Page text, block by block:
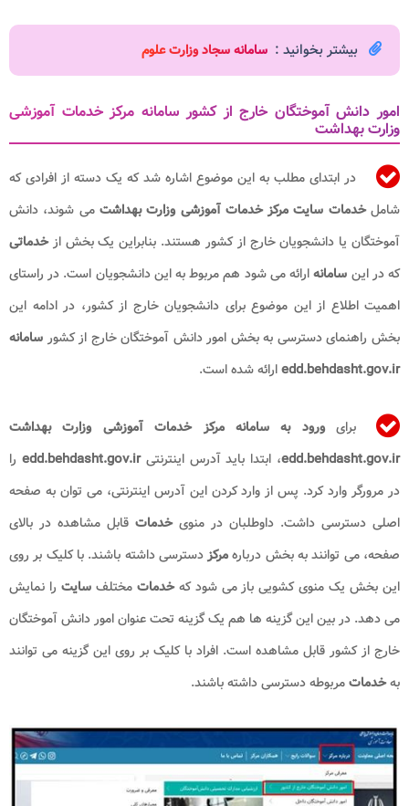
بیشتر بخوانید : سامانه سجاد وزارت علوم
امور دانش آموختگان خارج از کشور سامانه مرکز خدمات آموزشی
وزارت بهداشت
در ابتدای مطلب به این موضوع اشاره شد که یک دسته از افرادی که
شاملخدمات سایت مرکز خدمات آموزشی وزارت بهداشت می شوند، دانش
آموختگان یا دانشجویان خارج از کشور هستند. بنابراین یک بخش ازخدماتی
که در این سامانهارائه می شود هم مربوط به این دانشجویان است. در راستای
اهمیت اطلاع از این موضوع برای دانشجویان خارج از کشور، در ادامه این
بخش راهنمای دسترسی به بخش امور دانش آموختگان خارج از کشور سامانه
edd.behdasht.gov.irارائه شده است.
برایورود به سامانه مرکز خدمات آموزشی وزارت بهداشت
edd.behdasht.gov.ir، ابتدا باید آدرس اینترنتیedd.behdasht.gov.ir را
در مرورگر وارد کرد. پس از وارد کردن این آدرس اینترنتی، می توان به صفحه
اصلی دسترسی داشت. داوطلبان در منویخدمات قابل مشاهده در بالای
صفحه، می توانند به بخش دربارهمرکزدسترسی داشته باشند. با کلیک بر روی
این بخش یک منوی کشویی باز می شود کهخدماتمختلفسایت را نمایش
می دهد. در بین این گزینه ها هم یک گزینه تحت عنوان امور دانش آموختگان
خارج از کشور قابل مشاهده است. افراد با کلیک بر روی این گزینه می توانند
بهخدماتمربوطه دسترسی داشته باشند.